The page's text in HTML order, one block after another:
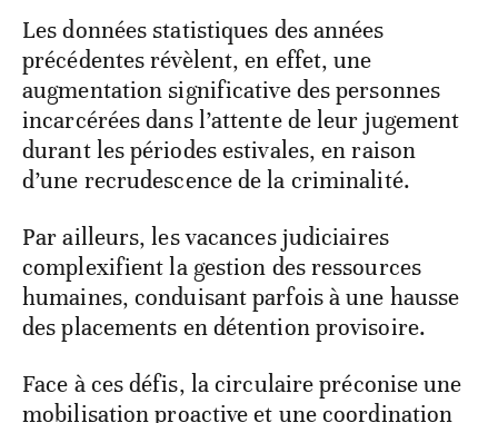
Les données statistiques des années
précédentes révèlent, en effet, une
augmentation significative des personnes
incarcérées dans l’attente de leur jugement
durant les périodes estivales, en raison
d’une recrudescence de la criminalité.
Par ailleurs, les vacances judiciaires
complexifient la gestion des ressources
humaines, conduisant parfois à une hausse
des placements en détention provisoire.
Face à ces défis, la circulaire préconise une
mobilisation proactive et une coordination